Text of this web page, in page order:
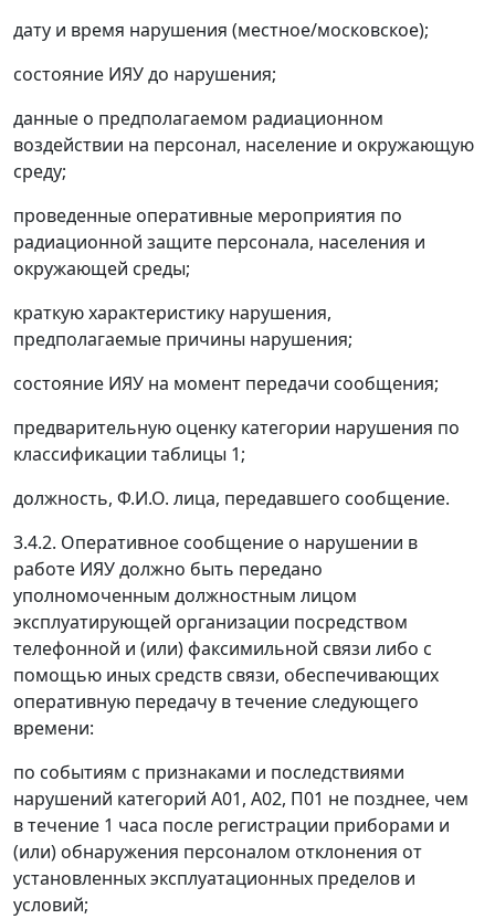
дату и время нарушения (местное/московское);
состояние ИЯУ до нарушения;
данные о предполагаемом радиационном
воздействии на персонал, население и окружающую
среду;
проведенные оперативные мероприятия по
радиационной защите персонала, населения и
окружающей среды;
краткую характеристику нарушения,
предполагаемые причины нарушения;
состояние ИЯУ на момент передачи сообщения;
предварительную оценку категории нарушения по
классификации таблицы 1;
должность, Ф.И.О. лица, передавшего сообщение.
3.4.2. Оперативное сообщение о нарушении в
работе ИЯУ должно быть передано
уполномоченным должностным лицом
эксплуатирующей организации посредством
телефонной и (или) факсимильной связи либо с
помощью иных средств связи, обеспечивающих
оперативную передачу в течение следующего
времени:
по событиям с признаками и последствиями
нарушений категорий А01, А02, П01 не позднее, чем
в течение 1 часа после регистрации приборами и
(или) обнаружения персоналом отклонения от
установленных эксплуатационных пределов и
условий;